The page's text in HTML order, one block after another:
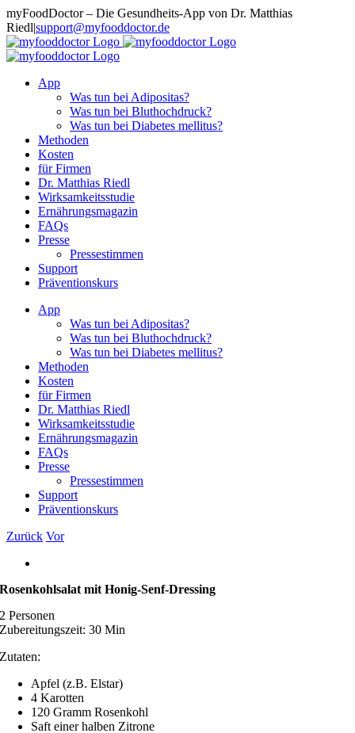
Zum
Inhalt
springen
myFoodDoctor – Die Gesundheits-App von Dr. Matthias
Riedl|support@myfooddoctor.de
E-
Mail
Facebook
Instagram
LinkedIn
App
Was tun bei Adipositas?
Was tun bei Bluthochdruck?
Was tun bei Diabetes mellitus?
Methoden
Kosten
für Firmen
Dr. Matthias Riedl
Wirksamkeitsstudie
Ernährungsmagazin
FAQs
Presse
Pressestimmen
Support
Präventionskurs
App
Was tun bei Adipositas?
Was tun bei Bluthochdruck?
Was tun bei Diabetes mellitus?
Methoden
Kosten
für Firmen
Dr. Matthias Riedl
Wirksamkeitsstudie
Ernährungsmagazin
FAQs
Presse
Pressestimmen
Support
Präventionskurs
Zurück Vor
Bild
Rosenkohlsalat mit Honig-Senf-Dressing
2 Personen
Zubereitungszeit: 30 Min
Zutaten:
Apfel (z.B. Elstar)
4 Karotten
120 Gramm Rosenkohl
Saft einer halben Zitrone